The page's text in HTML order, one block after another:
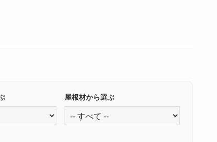
屋根材から選ぶ